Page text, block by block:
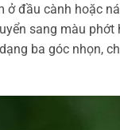
đầu cành hoặc
sang màu
ba góc nhọn,